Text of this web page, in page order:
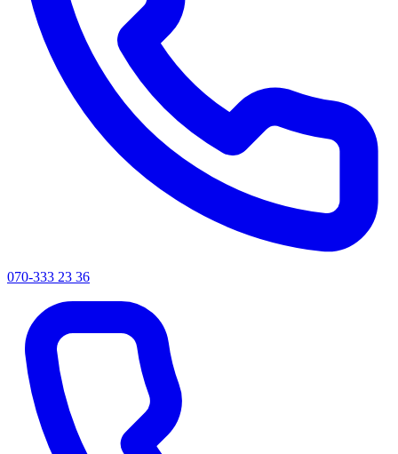
070-333 23 36